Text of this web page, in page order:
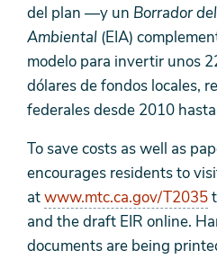
del plan —y un Borrador
Ambiental (EIA)
modelo para invertir unos
dólares de fondos locales,
federales desde 2010
To save costs as well as
encourages residents to
atwww.mtc.ca.gov/T2035
and the draft EIR online.
documents are being